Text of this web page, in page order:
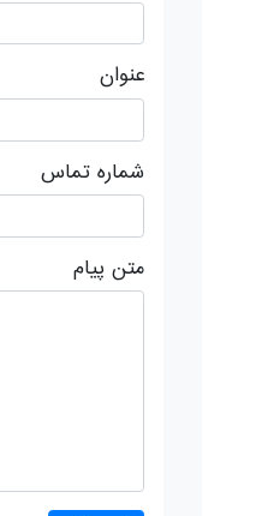
عنوان
شماره تماس
متن پیام